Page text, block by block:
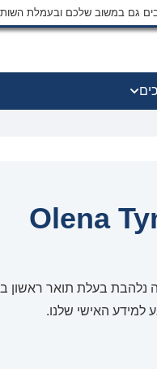
גם במשוב שלכם ובעמלת
Olena
נלהבת בעלת תואר
למידע האישי שלנו.